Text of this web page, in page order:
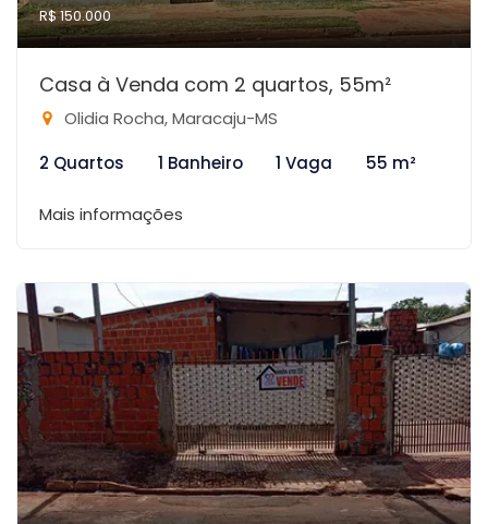
R$ 150.000
Casa à Venda com 2 quartos, 55m²
Olidia Rocha, Maracaju-MS
2 Quartos
1 Banheiro 1 Vaga 55 m²
Mais informações